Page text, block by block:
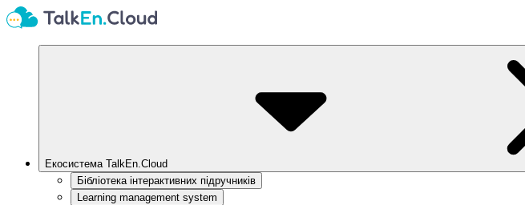
Екосистема TalkEn.Cloud
Бібліотека інтерактивних підручників
Learning management system